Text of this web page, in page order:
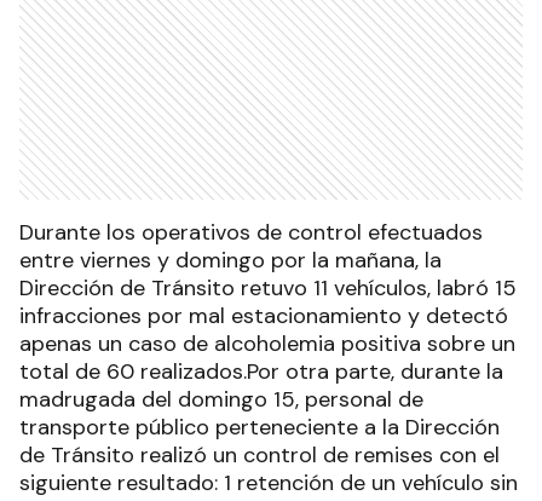
Durante los operativos de control efectuados
entre viernes y domingo por la mañana, la
Dirección de Tránsito retuvo 11 vehículos, labró 15
infracciones por mal estacionamiento y detectó
apenas un caso de alcoholemia positiva sobre un
total de 60 realizados.Por otra parte, durante la
madrugada del domingo 15, personal de
transporte público perteneciente a la Dirección
de Tránsito realizó un control de remises con el
siguiente resultado: 1 retención de un vehículo sin